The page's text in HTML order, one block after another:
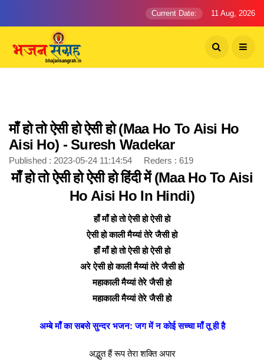
Current Date: 11 Aug, 2026
माँ हो तो ऐसी हो ऐसी हो (Maa Ho To Aisi Ho
Aisi Ho) - Suresh Wadekar
Published : 2023-05-24 11:14:54 Reders : 619
माँ हो तो ऐसी हो ऐसी हो हिंदी में (Maa Ho To Aisi
Ho Aisi Ho In Hindi)
हाँ माँ हो तो ऐसी हो ऐसी हो
ऐसी हो काली मैय्यां तेरे जैसी हो
हाँ माँ हो तो ऐसी हो ऐसी हो
अरे ऐसी हो काली मैय्यां तेरे जैसी हो
महाकाली मैय्यां तेरे जैसी हो
महाकाली मैय्यां तेरे जैसी हो
अम्बे माँ का सबसे सुन्दर भजन: जग में न कोई सच्चा माँ तू ही है
अद्भुत हैं रूप तेरा शक्ति अपार